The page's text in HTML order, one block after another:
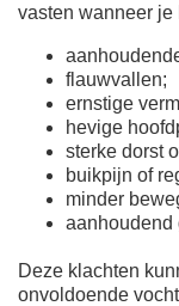
vasten wanneer je
flauwvallen;
ernstige
hevige
sterke dorst
buikpijn of
minder
aanhoudend
Deze klachten
onvoldoende